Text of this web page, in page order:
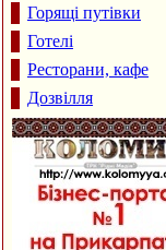
Горящі путівки
Готелі
Ресторани, кафе
Дозвілля